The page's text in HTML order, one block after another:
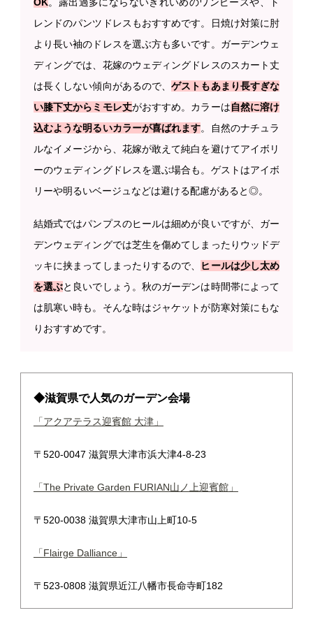
OK。露出過多にならないきれいめのワンピースや、ト
レンドのパンツドレスもおすすめです。日焼け対策に肘
より長い袖のドレスを選ぶ方も多いです。ガーデンウェ
ディングでは、花嫁のウェディングドレスのスカート丈
は長くしない傾向があるので、ゲストもあまり長すぎな
い膝下丈からミモレ丈がおすすめ。カラーは自然に溶け
込むような明るいカラーが喜ばれます。自然のナチュラ
ルなイメージから、花嫁が敢えて純白を避けてアイボリ
ーのウェディングドレスを選ぶ場合も。ゲストはアイボ
リーや明るいベージュなどは避ける配慮があると◎。
結婚式ではパンプスのヒールは細めが良いですが、ガー
デンウェディングでは芝生を傷めてしまったりウッドデ
ッキに挟まってしまったりするので、 ヒールは少し太め
を選ぶと良いでしょう。秋のガーデンは時間帯によって
は肌寒い時も。そんな時はジャケットが防寒対策にもな
りおすすめです。
◆滋賀県で人気のガーデン会場
「アクアテラス迎賓館 大津」
〒520-0047 滋賀県大津市浜大津4-8-23
「The Private Garden FURIAN山ノ上迎賓館」
〒520-0038 滋賀県大津市山上町10-5
「Flairge Dalliance」
〒523-0808 滋賀県近江八幡市長命寺町182